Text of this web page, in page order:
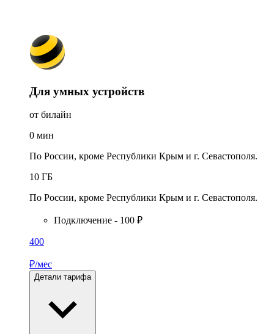
Для умных устройств
от билайн
0 мин
По России, кроме Республики Крым и г. Севастополя.
10 ГБ
По России, кроме Республики Крым и г. Севастополя.
Подключение - 100 ₽
400
₽/мес
Детали тарифа